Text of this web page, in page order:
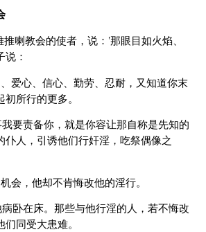
喇教会的使者，说：‘那眼目如火焰、
：
爱心、信心、勤劳、忍耐，又知道你末
所行的更多。
要责备你，就是你容让那自称是先知的
仆人，引诱他们行奸淫，吃祭偶像之
会，他却不肯悔改他的淫行。
卧在床。那些与他行淫的人，若不悔改
同受大患难。